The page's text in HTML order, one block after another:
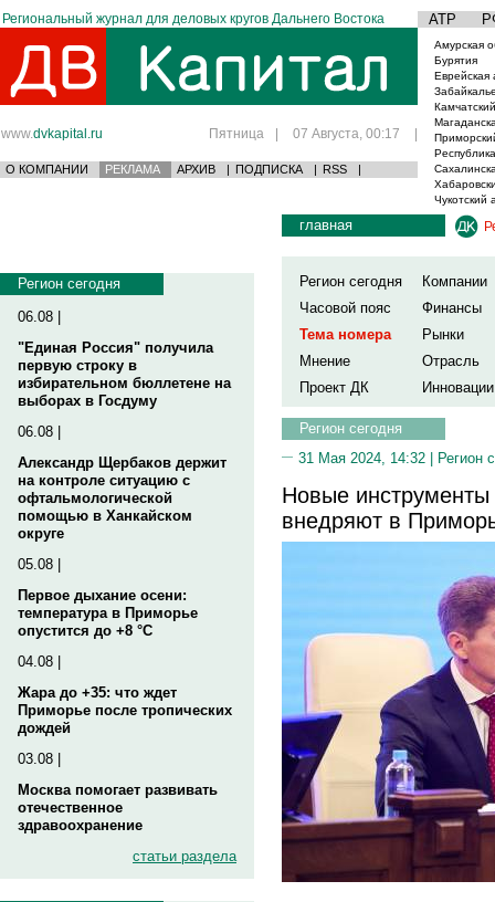
Региональный журнал для деловых кругов Дальнего Востока АТР
www.dvkapital.ru Пятница | 07 Августа, 00:17 |
О КОМПАНИИ РЕКЛАМА АРХИВ | ПОДПИСКА | RSS |
Амурская
Бурятия
Еврейская
Чукотский
Регион сегодня
06.08 |
"Единая Россия" получила
первую строку в
избирательном бюллетене на
выборах в Госдуму
06.08 |
Александр Щербаков держит
на контроле ситуацию с
офтальмологической
помощью в Ханкайском
округе
05.08 |
Первое дыхание осени:
температура в Приморье
опустится до +8 °C
04.08 |
Жара до +35: что ждет
Приморье после тропических
дождей
03.08 |
Москва помогает развивать
отечественное
здравоохранение
статьи раздела
главная
Регион сегодня
Компании
Часовой пояс
Финансы
Тема номера
Рынки
Мнение
Отрасль
Проект ДК
Инновации
Регион сегодня
31 Мая 2024, 14:32 | Регион
Новые инструменты
внедряют в